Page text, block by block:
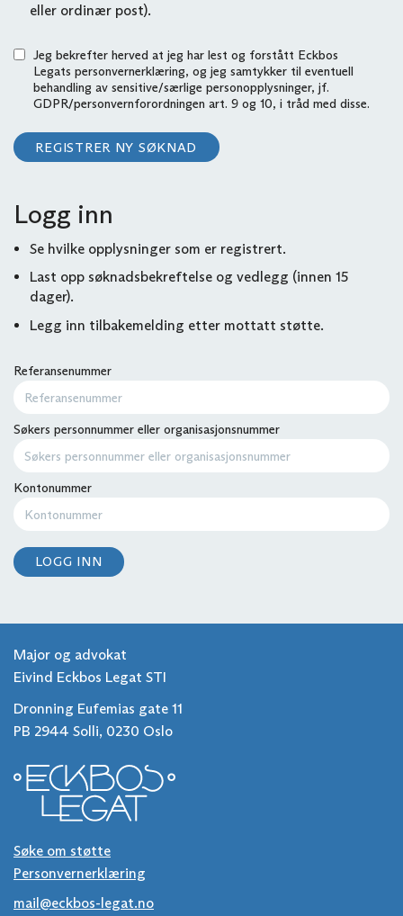
eller ordinær post).
Jeg bekrefter herved at jeg har lest og forstått Eckbos
Legats personvernerklæring, og jeg samtykker til eventuell
behandling av sensitive/særlige personopplysninger, jf.
GDPR/personvernforordningen art. 9 og 10, i tråd med disse.
REGISTRER NY SØKNAD
Logg inn
Se hvilke opplysninger som er registrert.
Last opp søknadsbekreftelse og vedlegg (innen 15
dager).
Legg inn tilbakemelding etter mottatt støtte.
Referansenummer
Søkers personnummer eller organisasjonsnummer
Kontonummer
LOGG INN
Major og advokat
Eivind Eckbos Legat STI
Dronning Eufemias gate 11
PB 2944 Solli, 0230 Oslo
Søke om støtte
Personvernerklæring
mail@eckbos-legat.no